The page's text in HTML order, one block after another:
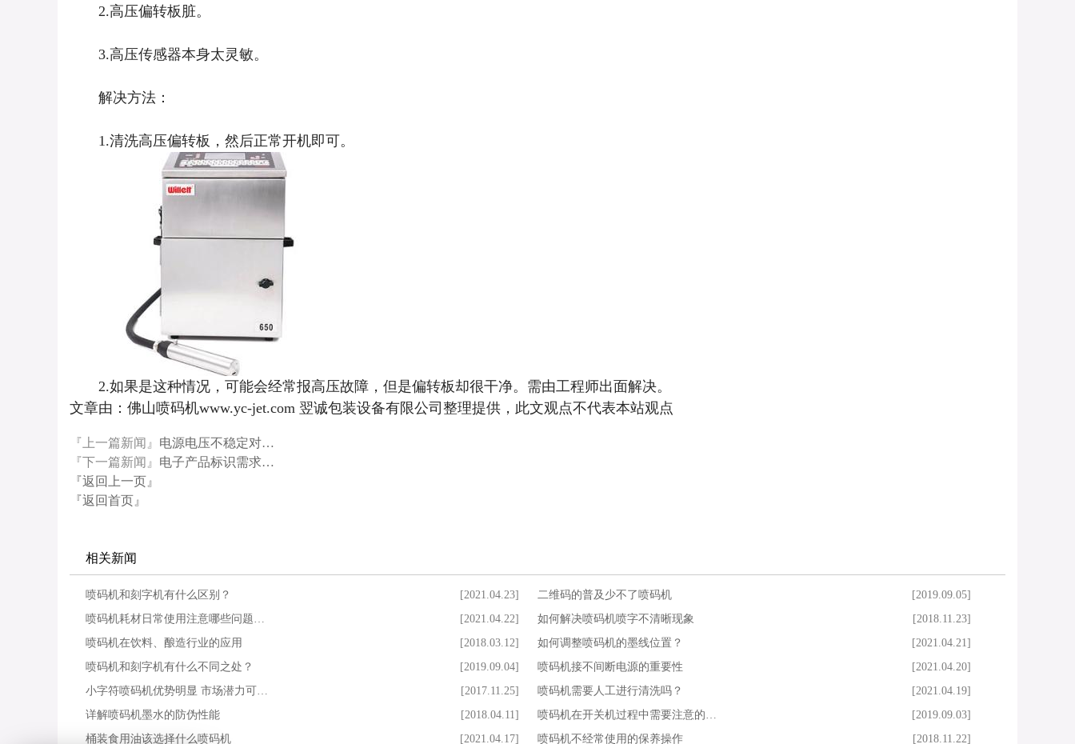
2.高压偏转板脏。
3.高压传感器本身太灵敏。
解决方法：
1.清洗高压偏转板，然后正常开机即可。
2.如果是这种情况，可能会经常报高压故障，但是偏转板却很干净。需由工程师出面解决。
文章由：佛山喷码机www.yc-jet.com 翌诚包装设备有限公司整理提供，此文观点不代表本站观点
『上一篇新闻』 电源电压不稳定对…
『下一篇新闻』 电子产品标识需求…
『返回上一页』
『返回首页』
相关新闻
[2021.04.23]
喷码机和刻字机有什么区别？ [2019.09.05]
二维码的普及少不了喷码机
[2021.04.22]
喷码机耗材日常使用注意哪些问题… [2018.11.23]
如何解决喷码机喷字不清晰现象
[2018.03.12]
喷码机在饮料、酿造行业的应用 [2021.04.21]
如何调整喷码机的墨线位置？
[2019.09.04]
喷码机和刻字机有什么不同之处？ [2021.04.20]
喷码机接不间断电源的重要性
[2017.11.25]
小字符喷码机优势明显 市场潜力可… [2021.04.19]
喷码机需要人工进行清洗吗？
[2018.04.11]
详解喷码机墨水的防伪性能 [2019.09.03]
喷码机在开关机过程中需要注意的…
[2021.04.17]
桶装食用油该选择什么喷码机 [2018.11.22]
喷码机不经常使用的保养操作